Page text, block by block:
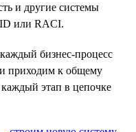
и другие системы
или RACI.
бизнес-процесс
приходим к общему
каждый этап в цепочке